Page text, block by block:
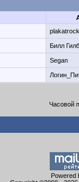
plakatrock
Билл
Segan
Часовой
Powered